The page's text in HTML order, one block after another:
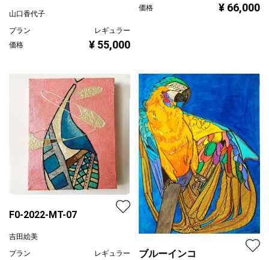
山口香代子
プラン
レギュラー
価格
¥ 55,000
価格
¥ 66,000
F0-2022-MT-07
吉田絵美
プラン
レギュラー
ブルーインコ